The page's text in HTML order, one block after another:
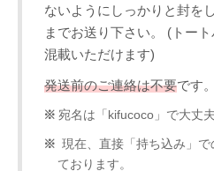
ないようにしっかりと封を
までお送り下さい。 (トー
混載いただけます)
発送前のご連絡は不要です。
宛名は「kifucoco」で大丈夫
現在、直接「持ち込み」
ております。